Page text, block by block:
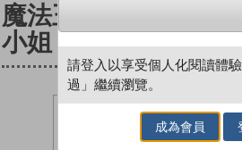
魔法王子新傳 3 牛角
小姐
請登入以享受個人化閱讀體
過」繼續瀏覽。
成為會員